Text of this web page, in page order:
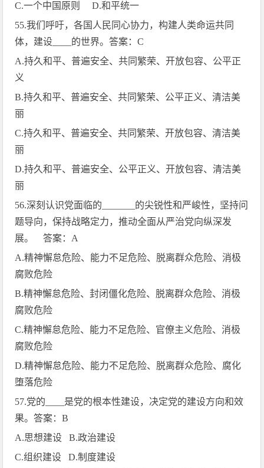
C.一个中国原则 D.和平统一
55.我们呼吁，各国人民同心协力，构建人类命运共同
体，建设
的世界。答案：C
A.持久和平、普遍安全、共同繁荣、开放包容、公平正
义
B.持久和平、普遍安全、共同繁荣、公平正义、清洁美
丽
C.持久和平、普遍安全、共同繁荣、开放包容、清洁美
丽
D.持久和平、普遍安全、公平正义、开放包容、清洁美
丽
56.深刻认识党面临的
的尖锐性和严峻性，坚持问
题导向，保持战略定力，推动全面从严治党向纵深发
展。 答案： A
A.精神懈怠危险、能力不足危险、脱离群众危险、消极
腐败危险
B.精神懈怠危险、封闭僵化危险、脱离群众危险、消极
腐败危险
C.精神懈怠危险、能力不足危险、官僚主义危险、消极
腐败危险
D.精神懈怠危险、能力不足危险、脱离群众危险、腐化
堕落危险
57.党的
是党的根本性建设，决定党的建设方向和效
果。答案：B
A.思想建设 B.政治建设
C.组织建设 D.制度建设